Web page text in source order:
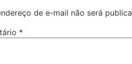
de e-mail não será
*